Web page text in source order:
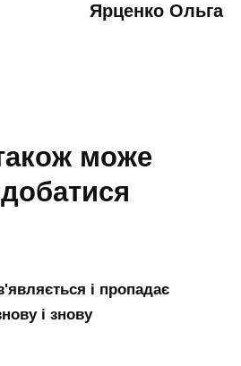
Ярценко Ольга
може
і пропадає
і знову